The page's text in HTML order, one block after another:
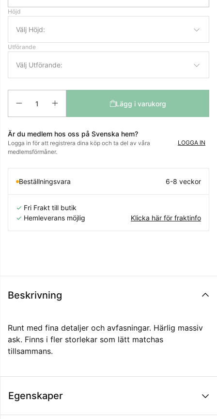
Höjd
Välj Höjd:
Utförande
Välj Utförande:
Lägg i varukorg
Är du medlem hos oss på Svenska hem?
Logga in för att registrera dina köp och ta del av våra
medlemsförmåner.
LOGGA IN
Beställningsvara 6-8 veckor
✓ Fri Frakt till butik
✓ Hemleverans möjlig Klicka här för fraktinfo
Beskrivning
Runt med fina detaljer och avfasningar. Härlig massiv
ask. Finns i fler storlekar som lätt matchas
tillsammans.
Egenskaper